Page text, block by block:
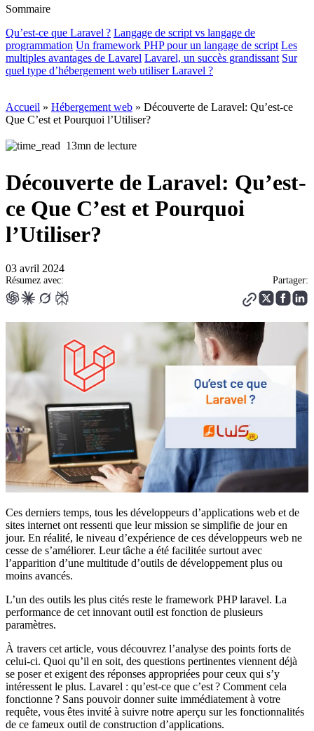
Sommaire
Qu’est-ce que Laravel ? Langage de script vs langage de
programmation Un framework PHP pour un langage de script Les
multiples avantages de Lavarel Lavarel, un succès grandissant Sur
quel type d’hébergement web utiliser Laravel ?
Accueil » Hébergement web » Découverte de Laravel: Qu’est-ce
Que C’est et Pourquoi l’Utiliser?
13mn de lecture
Découverte de Laravel: Qu’est-
ce Que C’est et Pourquoi
l’Utiliser?
03 avril 2024
Résumez avec: Partager:
Ces derniers temps, tous les développeurs d’applications web et de
sites internet ont ressenti que leur mission se simplifie de jour en
jour. En réalité, le niveau d’expérience de ces développeurs web ne
cesse de s’améliorer. Leur tâche a été facilitée surtout avec
l’apparition d’une multitude d’outils de développement plus ou
moins avancés.
L’un des outils les plus cités reste le framework PHP laravel. La
performance de cet innovant outil est fonction de plusieurs
paramètres.
À travers cet article, vous découvrez l’analyse des points forts de
celui-ci. Quoi qu’il en soit, des questions pertinentes viennent déjà
se poser et exigent des réponses appropriées pour ceux qui s’y
intéressent le plus. Lavarel : qu’est-ce que c’est ? Comment cela
fonctionne ? Sans pouvoir donner suite immédiatement à votre
requête, vous êtes invité à suivre notre aperçu sur les fonctionnalités
de ce fameux outil de construction d’applications.